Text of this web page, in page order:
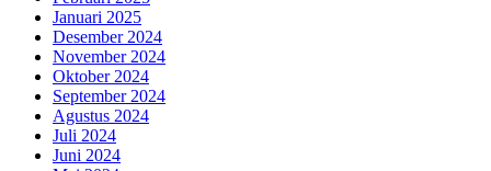
Januari 2025
Desember 2024
November 2024
Oktober 2024
September 2024
Agustus 2024
Juli 2024
Juni 2024